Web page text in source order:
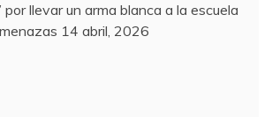
por llevar un arma blanca a la escuela
14 abril, 2026